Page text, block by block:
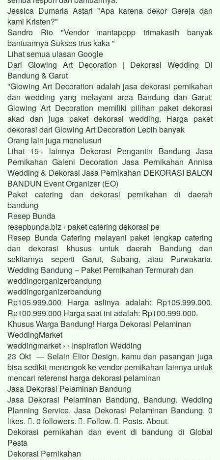
Jessica Dumaria Astari "Apa karena dekor Gereja dan
kami Kristen?"
Sandro Rio "Vendor mantapppp trimakasih banyak
bantuannya Sukses trus kaka "
Lihat semua ulasan Google
Dari Glowing Art Decoration | Dekorasi Wedding Di
Bandung & Garut
"Glowing Art Decoration adalah jasa dekorasi pernikahan
dan wedding yang melayani area Bandung dan Garut.
Glowing Art Decoration memiliki pilihan paket dekorasi
akad dan juga paket dekorasi wedding. Harga paket
dekorasi dari Glowing Art Decoration Lebih banyak
Orang lain juga menelusuri
Lihat 15+ lainnya Dekorasi Pengantin Bandung Jasa
Pernikahan Galeni Decoration Jasa Pernikahan Annisa
Wedding & Dekorasi Jasa Pernikahan DEKORASI BALON
BANDUN Event Organizer (EO)
Paket catering dan dekorasi pernikahan di daerah
bandung
Resep Bunda
resepbunda.biz › paket catering dekorasi pe
Resep Bunda Catering melayani paket lengkap catering
dan dekorasi khusus untuk daerah Bandung dan
sekitarnya seperti Garut, Subang, atau Purwakarta.
Wedding Bandung – Paket Pernikahan Termurah dan
weddingorganizerbandung
weddingorganizerbandung
Rp105.999.000 Harga aslinya adalah: Rp105.999.000.
Rp100.999.000 Harga saat ini adalah: Rp100.999.000.
Khusus Warga Bandung! Harga Dekorasi Pelaminan
WeddingMarket
weddingmarket › › Inspiration Wedding
23 Okt — Selain Elior Design, kamu dan pasangan juga
bisa sedikit menengok ke vendor pernikahan lainnya untuk
mencari referensi harga dekorasi pelaminan
Jasa Dekorasi Pelaminan Bandung
Jasa Dekorasi Pelaminan Bandung, Bandung. Wedding
Planning Service. Jasa Dekorasi Pelaminan Bandung. 0
likes. 󱞋. 0 followers. 󱙶. Follow. 󰟝. Posts. About.
Dekorasi pernikahan dan event di bandung di Global
Pesta
Dekorasi Pernikahan